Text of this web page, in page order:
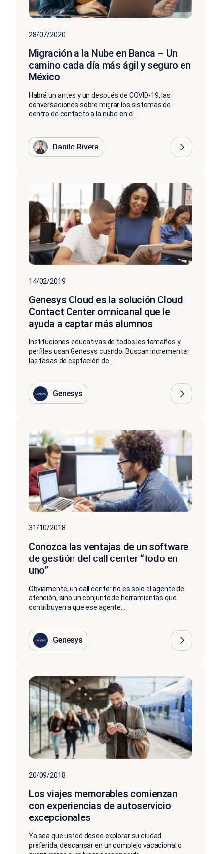
28/07/2020
Migración a la Nube en Banca – Un
camino cada día más ágil y seguro en
México
Habrá un antes y un después de COVID-19, las
conversaciones sobre migrar los sistemas de
centro de contacto a la nube en el...
Danilo Rivera
14/02/2019
Genesys Cloud es la solución Cloud
Contact Center omnicanal que le
ayuda a captar más alumnos
Instituciones educativas de todos los tamaños y
perfiles usan Genesys cuando: Buscan incrementar
las tasas de captación de...
Genesys
31/10/2018
Conozca las ventajas de un software
de gestión del call center “todo en
uno”
Obviamente, un call center no es solo el agente de
atención, sino un conjunto de herramientas que
contribuyen a que ese agente...
Genesys
20/09/2018
Los viajes memorables comienzan
con experiencias de autoservicio
excepcionales
Ya sea que usted desee explorar su ciudad
preferida, descansar en un complejo vacacional o